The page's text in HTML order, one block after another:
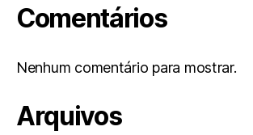
Comentários
Nenhum comentário para mostrar.
Arquivos